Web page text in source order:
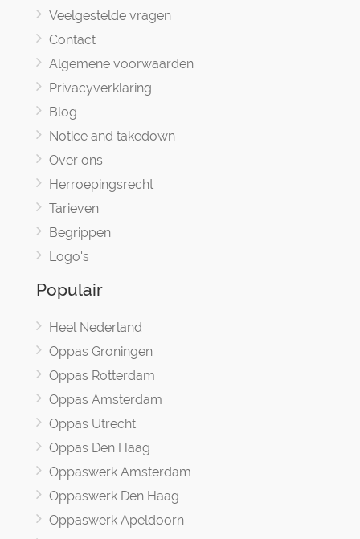
Veelgestelde vragen
Contact
Algemene voorwaarden
Privacyverklaring
Blog
Notice and takedown
Over ons
Herroepingsrecht
Tarieven
Begrippen
Logo's
Populair
Heel Nederland
Oppas Groningen
Oppas Rotterdam
Oppas Amsterdam
Oppas Utrecht
Oppas Den Haag
Oppaswerk Amsterdam
Oppaswerk Den Haag
Oppaswerk Apeldoorn